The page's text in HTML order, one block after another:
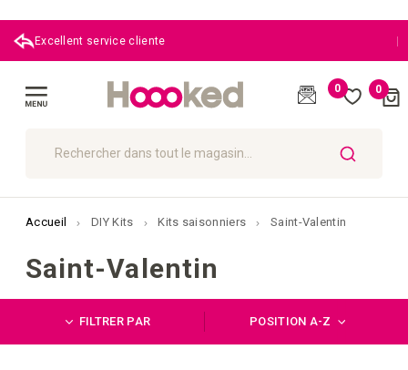
Excellent service cliente |
0 0Cart
Accueil DIY Kits Kits saisonniers Saint-Valentin
Saint-Valentin
FILTRER PAR POSITION A-Z